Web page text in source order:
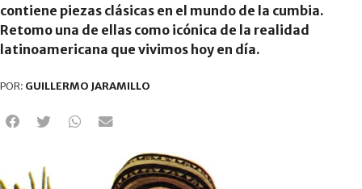
contiene piezas clásicas en el mundo de la cumbia.
Retomo una de ellas como icónica de la realidad
latinoamericana que vivimos hoy en día.
POR: GUILLERMO JARAMILLO